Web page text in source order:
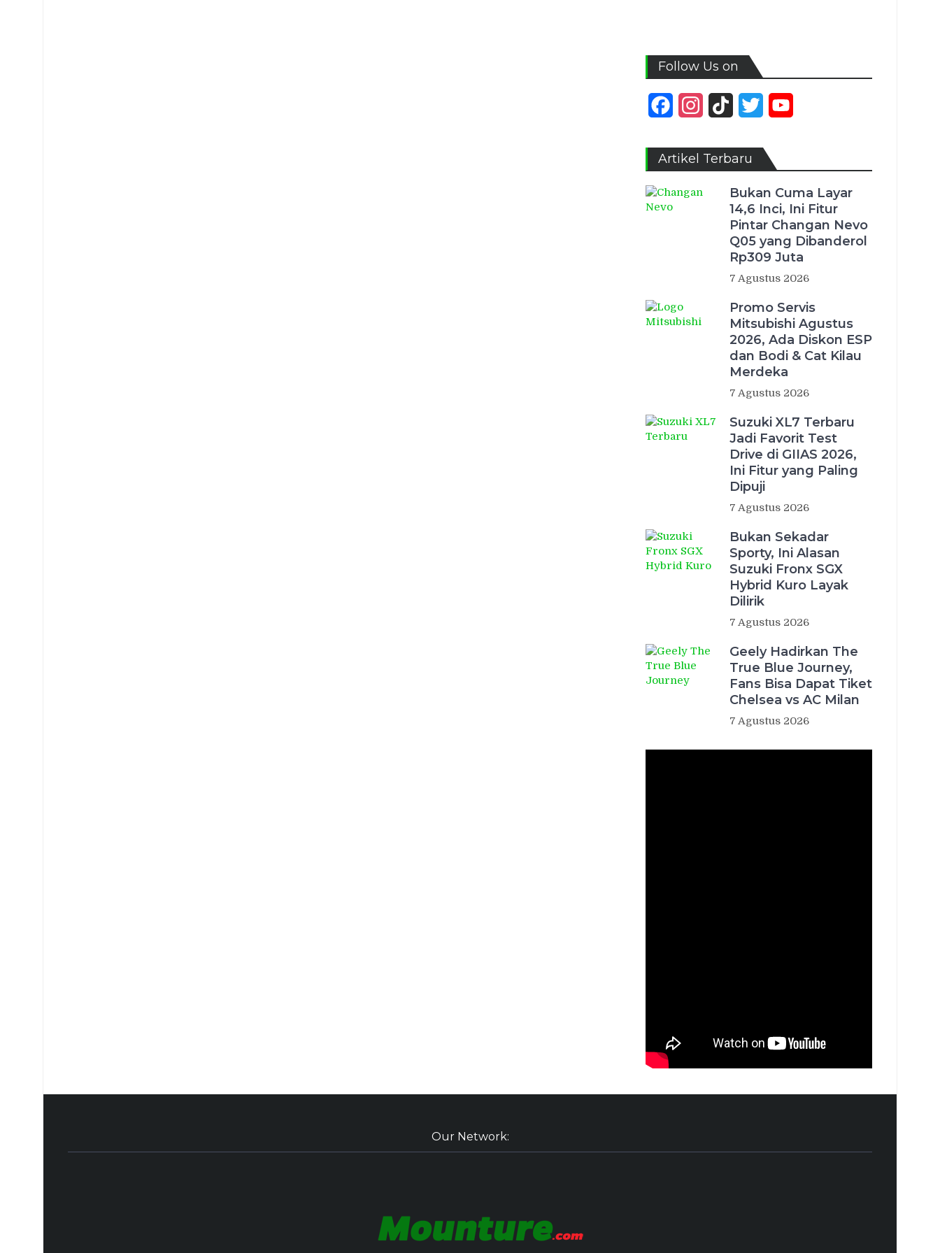
Follow Us on
FacebookInstagram
TikTok Twitter
Artikel Terbaru
Bukan Cuma Layar
14,6 Inci, Ini Fitur
Pintar Changan Nevo
Q05 yang Dibanderol
Rp309 Juta
7 Agustus 2026
Promo Servis
Mitsubishi Agustus
2026, Ada Diskon ESP
dan Bodi & Cat Kilau
Merdeka
7 Agustus 2026
Suzuki XL7 Terbaru
Jadi Favorit Test
Drive di GIIAS 2026,
Ini Fitur yang Paling
Dipuji
7 Agustus 2026
Bukan Sekadar
Sporty, Ini Alasan
Suzuki Fronx SGX
Hybrid Kuro Layak
Dilirik
7 Agustus 2026
Geely Hadirkan The
True Blue Journey,
Fans Bisa Dapat Tiket
Chelsea vs AC Milan
7 Agustus 2026
Our Network: